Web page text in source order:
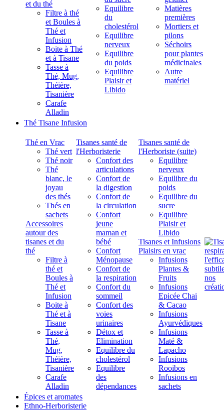
et du thé
Filtre à thé
et Boules à
Thé et
Infusion
Boite à Thé
et à Tisane
Tasse à
Thé, Mug,
Théière,
Tisanière
Carafe
Alladin
Equilibre
du
cholestérol
Equilibre
nerveux
Equilibre
du poids
Equilibre
Plaisir et
Libido
Matières
premières
Mortiers et
pilons
Séchoirs
pour plantes
médicinales
Autre
matériel
Thé Tisane Infusion
Thé en Vrac
Thé vert
Thé noir
Thé
blanc, le
joyau
des thés
Thés en
sachets
Accessoires
autour des
tisanes et du
thé
Filtre à
thé et
Boules à
Thé et
Infusion
Boite à
Thé et à
Tisane
Tasse à
Thé,
Mug,
Théière,
Tisanière
Carafe
Alladin
Tisanes santé de
l'Herboristerie
Confort des
articulations
Confort de
la digestion
Confort de
la circulation
Confort
jeune
maman et
bébé
Confort
Ménopause
Confort de
la respiration
Confort du
sommeil
Confort des
voies
urinaires
Détox et
Elimination
Equilibre du
cholestérol
Equilibre
des
dépendances
Tisanes santé de
l'Herboriste (suite)
Equilibre
nerveux
Equilibre du
poids
Equilibre du
sucre
Equilibre
Plaisir et
Libido
Tisanes et Infusions
Plaisirs en vrac
Infusions
Plantes &
Fruits
Infusions
Epicée Chai
& Cacao
Infusions
Ayurvédiques
Infusions
Maté &
Lapacho
Infusions
Rooibos
Infusions en
sachets
Épices et aromates
Ethno-Herboristerie